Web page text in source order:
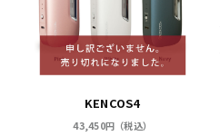
KENCOS4
43,450円（税込）